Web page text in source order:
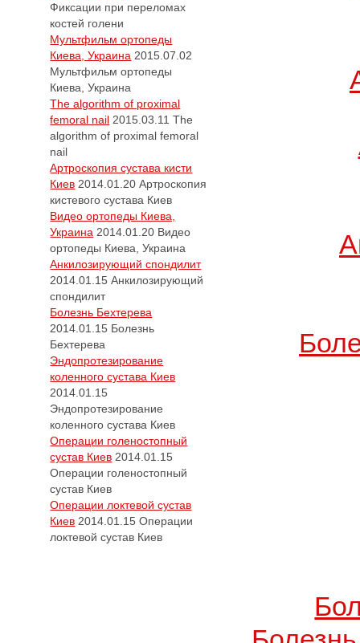
Фиксации при переломах
костей голени
Мультфильм ортопеды
Киева, Украина 2015.07.02
Мультфильм ортопеды
Киева, Украина
The algorithm of proximal
femoral nail 2015.03.11 The
algorithm of proximal femoral
nail
Артроскопия сустава кисти
Киев 2014.01.20 Артроскопия
кистевого сустава Киев
Видео ортопеды Киева,
Украина 2014.01.20 Видео
ортопеды Киева, Украина
Анкилозирующий спондилит
2014.01.15 Анкилозирующий
спондилит
Болезнь Бехтерева
2014.01.15 Болезнь
Бехтерева
Эндопротезирование
коленного сустава Киев
2014.01.15
Эндопротезирование
коленного сустава Киев
Операции голеностопный
сустав Киев 2014.01.15
Операции голеностопный
сустав Киев
Операции локтевой сустав
Киев 2014.01.15 Операции
локтевой сустав Киев